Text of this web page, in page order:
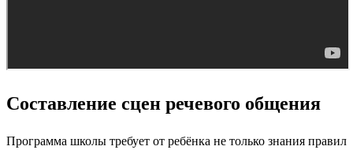
Составление сцен речевого общения
Программа школы требует от ребёнка не только знания правил